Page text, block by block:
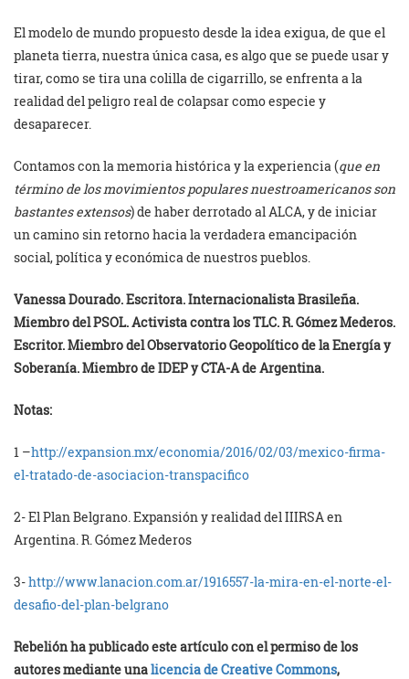
El modelo de mundo propuesto desde la idea exigua, de que el
planeta tierra, nuestra única casa, es algo que se puede usar y
tirar, como se tira una colilla de cigarrillo, se enfrenta a la
realidad del peligro real de colapsar como especie y
desaparecer.
Contamos con la memoria histórica y la experiencia (que en
término de los movimientos populares nuestroamericanos son
bastantes extensos) de haber derrotado al ALCA, y de iniciar
un camino sin retorno hacia la verdadera emancipación
social, política y económica de nuestros pueblos.
Vanessa Dourado. Escritora. Internacionalista Brasileña.
Miembro del PSOL. Activista contra los TLC. R. Gómez Mederos.
Escritor. Miembro del Observatorio Geopolítico de la Energía y
Soberanía. Miembro de IDEP y CTA-A de Argentina.
Notas:
1 –http://expansion.mx/economia/2016/02/03/mexico-firma-
el-tratado-de-asociacion-transpacifico
2- El Plan Belgrano. Expansión y realidad del IIIRSA en
Argentina. R. Gómez Mederos
3-http://www.lanacion.com.ar/1916557-la-mira-en-el-norte-el-
desafio-del-plan-belgrano
Rebelión ha publicado este artículo con el permiso de los
autores mediante unalicencia de Creative Commons,